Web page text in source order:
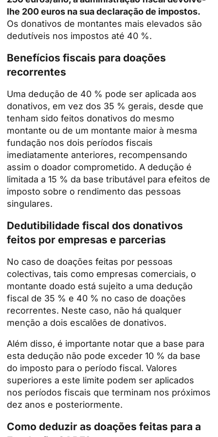
lhe 200 euros na sua declaração de impostos.
Os donativos de montantes mais elevados são
dedutíveis nos impostos até 40 %.
Benefícios fiscais para doações
recorrentes
Uma dedução de 40 % pode ser aplicada aos
donativos, em vez dos 35 % gerais, desde que
tenham sido feitos donativos do mesmo
montante ou de um montante maior à mesma
fundação nos dois períodos fiscais
imediatamente anteriores, recompensando
assim o doador comprometido. A dedução é
limitada a 15 % da base tributável para efeitos de
imposto sobre o rendimento das pessoas
singulares.
Dedutibilidade fiscal dos donativos
feitos por empresas e parcerias
No caso de doações feitas por pessoas
colectivas, tais como empresas comerciais, o
montante doado está sujeito a uma dedução
fiscal de 35 % e 40 % no caso de doações
recorrentes. Neste caso, não há qualquer
menção a dois escalões de donativos.
Além disso, é importante notar que a base para
esta dedução não pode exceder 10 % da base
do imposto para o período fiscal. Valores
superiores a este limite podem ser aplicados
nos períodos fiscais que terminam nos próximos
dez anos e posteriormente.
Como deduzir as doações feitas para a